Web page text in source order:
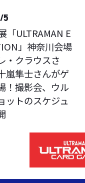
5
「ULTRAMAN E
」神奈川会場
・クラウスさ
嵐隼士さんがゲ
！撮影会、ウル
ットのスケジュ